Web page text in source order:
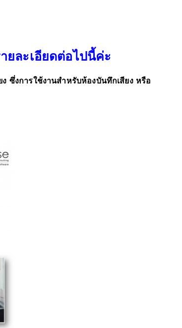
ยละเอียดต่อไปนี้ค่ะ
ซึ่งการใช้งานสำหรับห้องบันทึกเสียง หรือ